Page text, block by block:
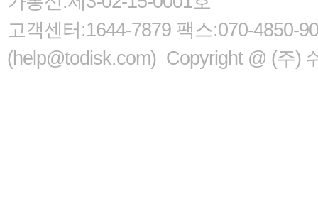
고객센터:1644-7879 팩스:070-4850-
(help@todisk.com) Copyright @ (주)